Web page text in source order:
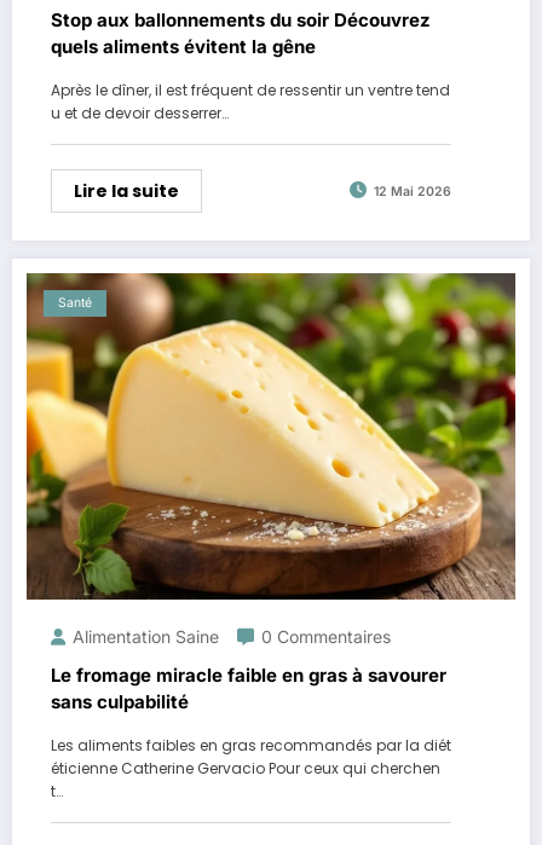
Stop aux ballonnements du soir Découvrez
quels aliments évitent la gêne
Après le dîner, il est fréquent de ressentir un ventre tend
u et de devoir desserrer…
Lire la suite 12 Mai 2026
Santé
Alimentation Saine 0 Commentaires
Le fromage miracle faible en gras à savourer
sans culpabilité
Les aliments faibles en gras recommandés par la diét
éticienne Catherine Gervacio Pour ceux qui cherchen
t…